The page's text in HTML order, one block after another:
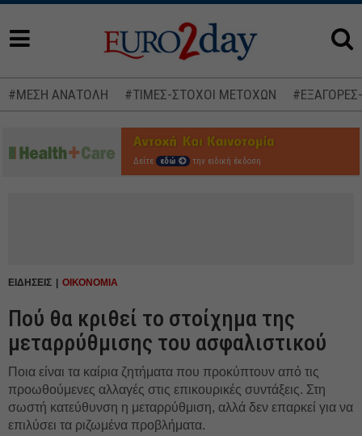
#ΜΕΣΗ ΑΝΑΤΟΛΗ #ΤΙΜΕΣ-ΣΤΟΧΟΙ ΜΕΤΟΧΩΝ
Δείτε εδώ την ειδική έκδοση
ΕΙΔΗΣΕΙΣ ΟΙΚΟΝΟΜΙΑ
Πού θα κριθεί το στοίχημα της
μεταρρύθμισης του ασφαλιστικού
Ποια είναι τα καίρια ζητήματα που προκύπτουν από τις
προωθούμενες αλλαγές στις επικουρικές συντάξεις. Στη
σωστή κατεύθυνση η μεταρρύθμιση, αλλά δεν επαρκεί για να
επιλύσει τα ριζωμένα προβλήματα.